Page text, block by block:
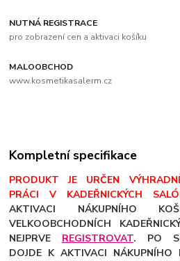
NUTNÁ REGISTRACE
pro zobrazení cen a aktivaci košíku
MALOOBCHOD
www.kosmetikasalerm.cz
Kompletní specifikace
PRODUKT JE URČEN
PRÁCI V KADEŘNICKÝCH
AKTIVACI NÁKUPNÍHO
VELKOOBCHODNÍCH
NEJPRVE REGISTROVAT. PO
DOJDE K AKTIVACI NÁKUPNÍHO